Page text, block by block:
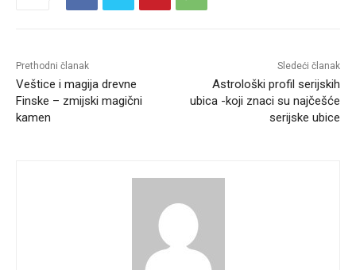
Prethodni članak
Veštice i magija drevne
Finske – zmijski magični
kamen
Sledeći članak
Astrološki profil serijskih
ubica -koji znaci su najčešće
serijske ubice